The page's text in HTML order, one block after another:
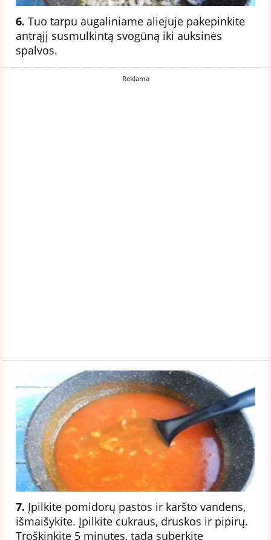
6. Tuo tarpu augaliniame aliejuje pakepinkite
antrąjį susmulkintą svogūną iki auksinės
spalvos.
Reklama
7. Įpilkite pomidorų pastos ir karšto vandens,
išmaišykite. Įpilkite cukraus, druskos ir pipirų.
Troškinkite 5 minutes, tada suberkite